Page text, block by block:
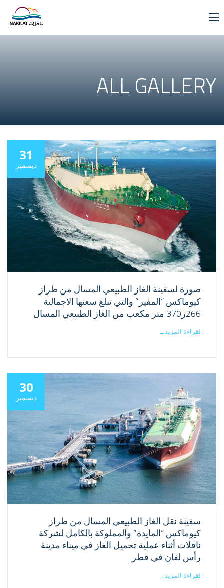
ALL GALLERY
31
ديسمبر
صورة لسفينة الغاز الطبيعي المسال من طراز
كيوماكس “المفير” والتي تبلغ سعتها الاجمالية
266ز370 متر مكعب من الغاز الطبيعي المسال
لقراءة المزيد→
30
ديسمبر
سفينة نقل الغاز الطبيعي المسال من طراز
كيوماكس “المايدة” والمملوكة بالكامل لشركة
ناقلات أثناء عملية تحميل الغاز في ميناء مدينة
رأس لفان في قطر
لقراءة المزيد→